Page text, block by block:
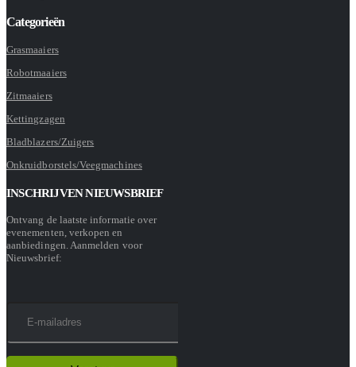
Categorieën
Grasmaaiers
Robotmaaiers
Zitmaaiers
Kettingzagen
Bladblazers/Zuigers
Onkruidborstels/Veegmachines
INSCHRIJVEN NIEUWSBRIEF
Ontvang de laatste informatie over
evenementen, verkopen en
aanbiedingen. Aanmelden voor
Nieuwsbrief: